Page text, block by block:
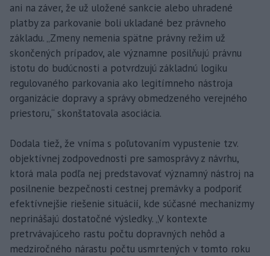
ani na záver, že už uložené sankcie alebo uhradené
platby za parkovanie boli ukladané bez právneho
základu. „Zmeny nemenia spätne právny režim už
skončených prípadov, ale významne posilňujú právnu
istotu do budúcnosti a potvrdzujú základnú logiku
regulovaného parkovania ako legitímneho nástroja
organizácie dopravy a správy obmedzeného verejného
priestoru,“ skonštatovala asociácia.
Dodala tiež, že vníma s poľutovaním vypustenie tzv.
objektívnej zodpovednosti pre samosprávy z návrhu,
ktorá mala podľa nej predstavovať významný nástroj na
posilnenie bezpečnosti cestnej premávky a podporiť
efektívnejšie riešenie situácií, kde súčasné mechanizmy
neprinášajú dostatočné výsledky. „V kontexte
pretrvávajúceho rastu počtu dopravných nehôd a
medziročného nárastu počtu usmrtených v tomto roku